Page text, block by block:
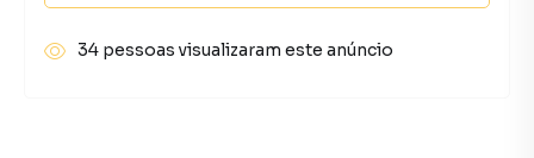
34 pessoas visualizaram este anúncio